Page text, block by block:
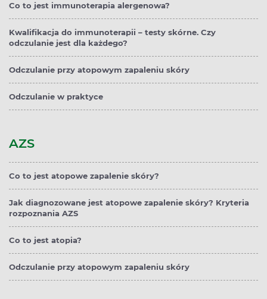
Co to jest immunoterapia alergenowa?
Kwalifikacja do immunoterapii – testy skórne. Czy
odczulanie jest dla każdego?
Odczulanie przy atopowym zapaleniu skóry
Odczulanie w praktyce
AZS
Co to jest atopowe zapalenie skóry?
Jak diagnozowane jest atopowe zapalenie skóry? Kryteria
rozpoznania AZS
Co to jest atopia?
Odczulanie przy atopowym zapaleniu skóry